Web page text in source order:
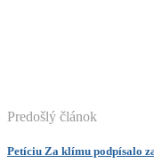
Predošlý článok
Petíciu Za klímu podpísalo